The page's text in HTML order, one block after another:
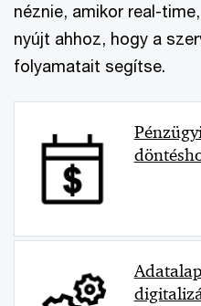
néznie, amikor real-
nyújt ahhoz, hogy a
folyamatait segítse.